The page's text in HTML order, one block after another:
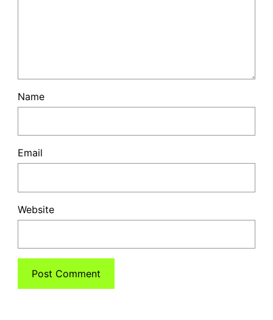
Name
Email
Website